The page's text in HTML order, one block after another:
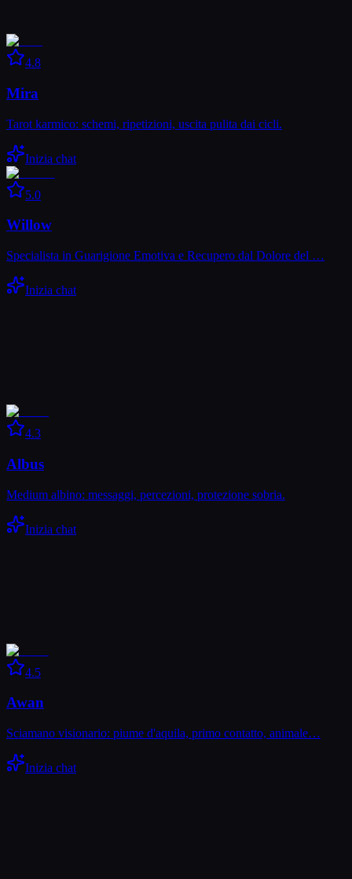
4.8
Mira
Tarot karmico: schemi, ripetizioni, uscita pulita dai cicli.
Inizia chat
5.0
Willow
Specialista in Guarigione Emotiva e Recupero dal Dolore del …
Inizia chat
4.3
Albus
Medium albino: messaggi, percezioni, protezione sobria.
Inizia chat
4.5
Awan
Sciamano visionario: piume d'aquila, primo contatto, animale…
Inizia chat